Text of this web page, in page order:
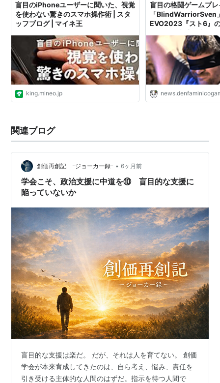
盲目のiPhoneユーザーに聞いた、視覚
を使わない驚きのスマホ操作術 | スタ
ッフブログ | マイネ王
king.mineo.jp
盲目の格闘ゲームプ
「BlindWarriorSven
EVO2023『スト6』
セシビリティ機能を
本田が対空とコンボ
関連ブログ
創価再創記 ｰジョーカー録ｰ • 6ヶ月前
学会こそ、政治支援に中道を⑩ 盲目的な支援に
陥っていないか
盲目的な支援は楽だ。 だが、それは人を育てない。 創価
学会が本来育成してきたのは、自ら考え、悩み、責任を
引き受ける主体的な人間のはずだ。指示を待つ人間で